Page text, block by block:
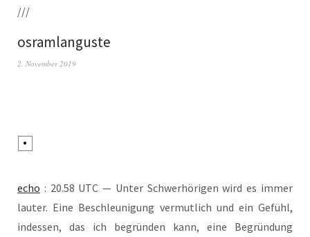
///
osramlanguste
2. November 2019
echo : 20.58 UTC — Unter Schwer­hö­ri­gen wird es immer
lau­ter. Eine Beschleu­ni­gung ver­mut­lich und ein Gefühl,
indes­sen, das ich begrün­den kann, eine Begrün­dung